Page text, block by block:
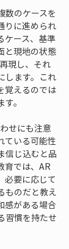
数のケースを
りに進められ
ケース、基準
と現地の状態
現し、それ
します。これ
覚えるのでは
。
せにも注意
ている可能性
信じ込むと品
育では、AR
必要に応じて
ものだと教え
感がある場合
習慣を持たせ